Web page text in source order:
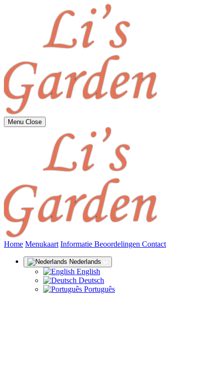
Menu Close
Home Menukaart Informatie Beoordelingen Contact(huidige)
Nederlands
English
Deutsch
Português